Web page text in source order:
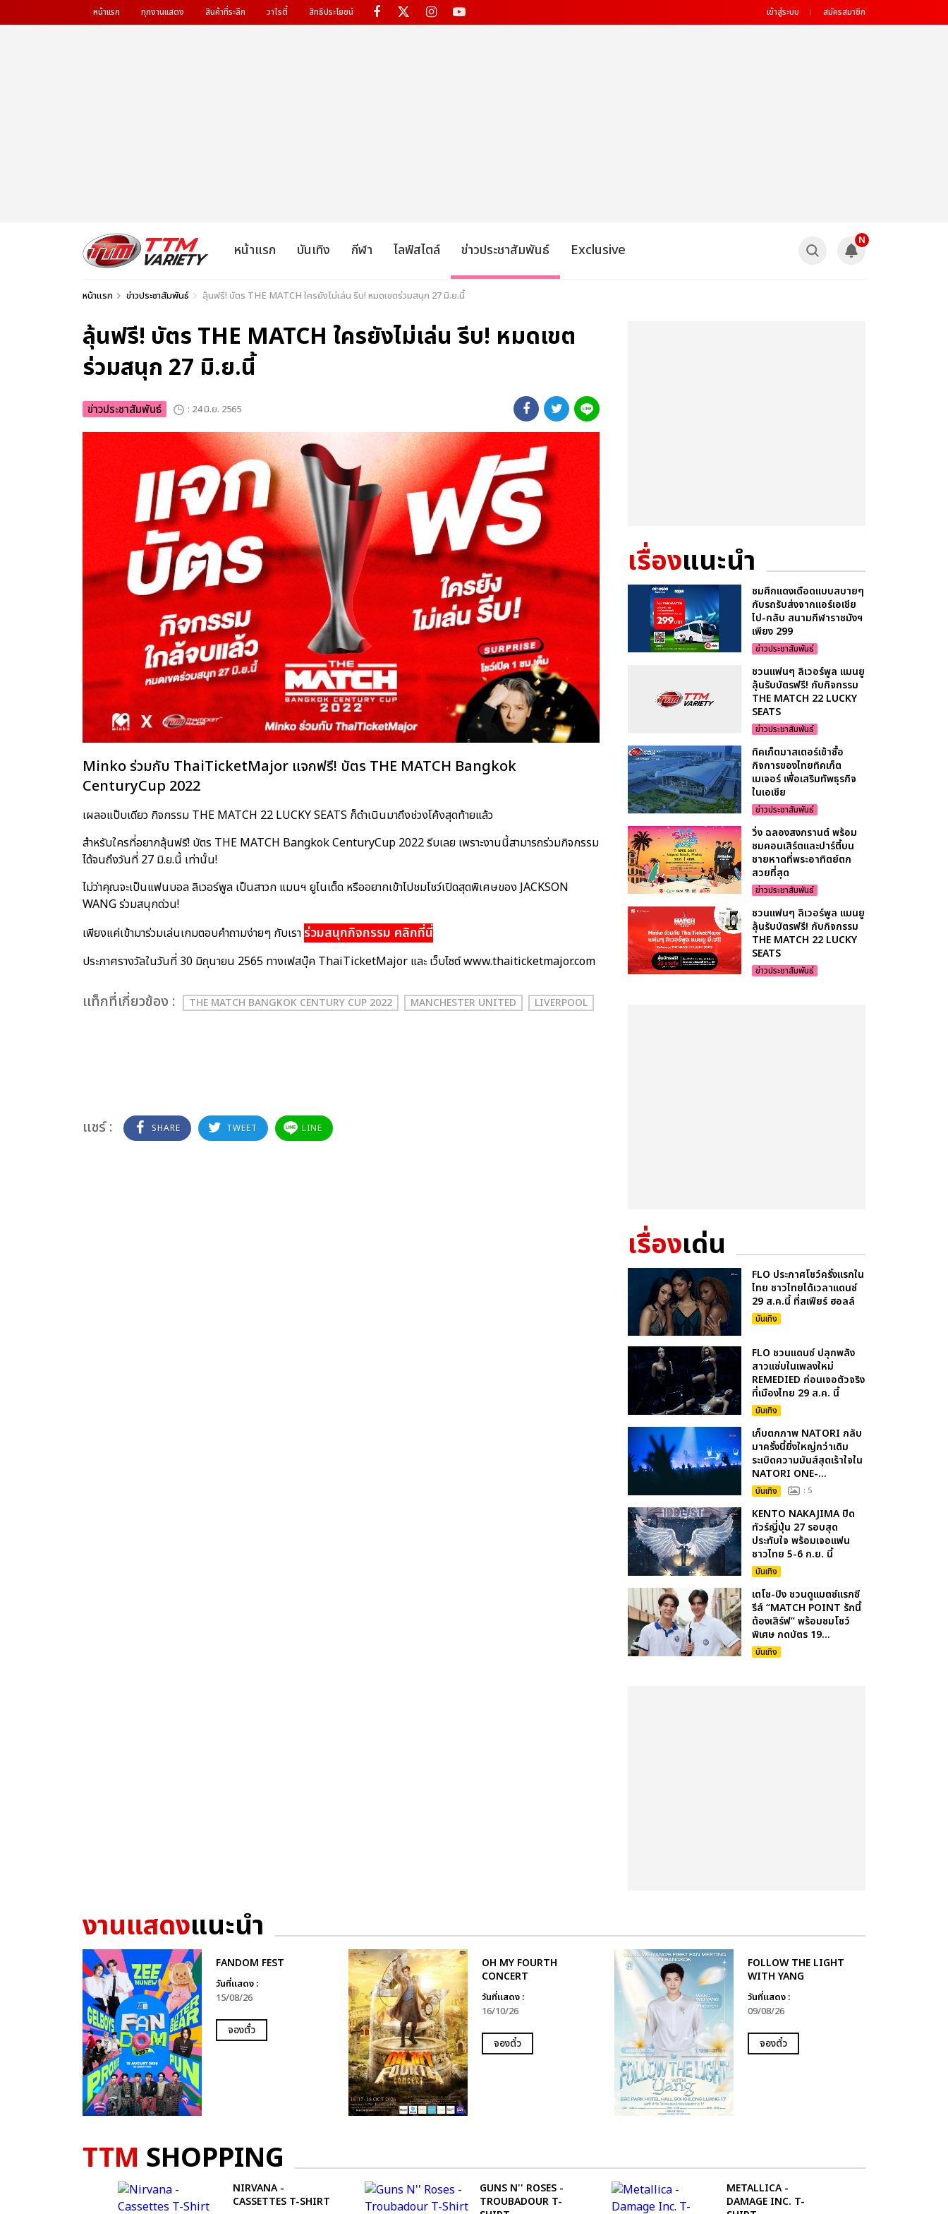
หน้าแรก ทุกงานแสดง สินค้าที่ระลึก วาไรตี้ สิทธิประโยชน์ เข้าสู่ระบบ สมัครสมาชิก
หน้าแรก บันเทิง กีฬา ไลฟ์สไตล์ ข่าวประชาสัมพันธ์ Exclusive
N
หน้าแรก ข่าวประชาสัมพันธ์ ลุ้นฟรี! บัตร THE MATCH ใครยังไม่เล่น รีบ! หมดเขตร่วมสนุก 27 มิ.ย.นี้
ลุ้นฟรี! บัตร THE MATCH ใครยังไม่เล่น รีบ! หมดเขต
ร่วมสนุก 27 มิ.ย.นี้
ข่าวประชาสัมพันธ์ : 24 มิ.ย. 2565
Minko ร่วมกับ ThaiTicketMajor แจกฟรี! บัตร THE MATCH Bangkok
CenturyCup 2022
เผลอแป๊บเดียว กิจกรรม THE MATCH 22 LUCKY SEATS ก็ดำเนินมาถึงช่วงโค้งสุดท้ายแล้ว
สำหรับใครที่อยากลุ้นฟรี! บัตร THE MATCH Bangkok CenturyCup 2022 รีบเลย เพราะงานนี้สามารถร่วมกิจกรรม
ได้จนถึงวันที่ 27 มิ.ย.นี้ เท่านั้น!
ไม่ว่าคุณจะเป็นแฟนบอล ลิเวอร์พูล เป็นสาวก แมนฯ ยูไนเต็ด หรืออยากเข้าไปชมโชว์เปิดสุดพิเศษของ JACKSON
WANG ร่วมสนุกด่วน!
เพียงแค่เข้ามาร่วมเล่นเกมตอบคำถามง่ายๆ กับเรา ร่วมสนุกกิจกรรม คลิกที่นี่
ประกาศรางวัลในวันที่ 30 มิถุนายน 2565 ทางเฟสบุ๊ค ThaiTicketMajor และ เว็บไซต์ www.thaiticketmajor.com
เเท็กที่เกี่ยวข้อง : THE MATCH BANGKOK CENTURY CUP 2022 MANCHESTER UNITED LIVERPOOL
แชร์ : SHARE TWEET LINE
เรื่องแนะนำ
ชมศึกแดงเดือดแบบสบายๆ
กับรถรับส่งจากแอร์เอเชีย
ไป-กลับ สนามกีฬาราชมังฯ
เพียง 299
ข่าวประชาสัมพันธ์
ชวนแฟนๆ ลิเวอร์พูล แมนยู
ลุ้นรับบัตรฟรี! กับกิจกรรม
THE MATCH 22 LUCKY
SEATS
ข่าวประชาสัมพันธ์
ทิคเก็ตมาสเตอร์เข้าซื้อ
กิจการของไทยทิคเก็ต
เมเจอร์ เพื่อเสริมทัพธุรกิจ
ในเอเชีย
ข่าวประชาสัมพันธ์
วิ่ง ฉลองสงกรานต์ พร้อม
ชมคอนเสิร์ตและปาร์ตี้บน
ชายหาดที่พระอาทิตย์ตก
สวยที่สุด
ข่าวประชาสัมพันธ์
ชวนแฟนๆ ลิเวอร์พูล แมนยู
ลุ้นรับบัตรฟรี! กับกิจกรรม
THE MATCH 22 LUCKY
SEATS
ข่าวประชาสัมพันธ์
เรื่องเด่น
FLO ประกาศโชว์ครั้งแรกใน
ไทย ชาวไทยได้เวลาแดนซ์
29 ส.ค.นี้ ที่สเฟียร์ ฮอลล์
บันเทิง
FLO ชวนแดนซ์ ปลุกพลัง
สาวแซ่บในเพลงใหม่
REMEDIED ก่อนเจอตัวจริง
ที่เมืองไทย 29 ส.ค. นี้
บันเทิง
เก็บตกภาพ NATORI กลับ
มาครั้งนี้ยิ่งใหญ่กว่าเดิม
ระเบิดความมันส์สุดเร้าใจใน
NATORI ONE-...
บันเทิง : 5
KENTO NAKAJIMA ปิด
ทัวร์ญี่ปุ่น 27 รอบสุด
ประทับใจ พร้อมเจอแฟน
ชาวไทย 5-6 ก.ย. นี้
บันเทิง
เตโช-ปิง ชวนดูแมตซ์แรกซี
รีส์ “MATCH POINT รักนี้
ต้องเสิร์ฟ” พร้อมชมโชว์
พิเศษ กดบัตร 19...
บันเทิง
งานแสดงแนะนำ
FANDOM FEST
วันที่แสดง :
15/08/26
จองตั๋ว
OH MY FOURTH
CONCERT
วันที่แสดง :
16/10/26
จองตั๋ว
FOLLOW THE LIGHT
WITH YANG
วันที่แสดง :
09/08/26
จองตั๋ว
TTM SHOPPING
NIRVANA -
CASSETTES T-SHIRT
GUNS N'' ROSES -
TROUBADOUR T-
METALLICA -
DAMAGE INC. T-